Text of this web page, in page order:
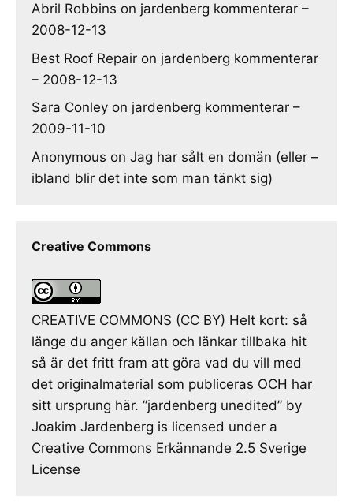
Abril Robbins on jardenberg kommenterar –
2008-12-13
Best Roof Repair on jardenberg kommenterar
– 2008-12-13
Sara Conley on jardenberg kommenterar –
2009-11-10
Anonymous on Jag har sålt en domän (eller –
ibland blir det inte som man tänkt sig)
Creative Commons
CREATIVE COMMONS (CC BY) Helt kort: så
länge du anger källan och länkar tillbaka hit
så är det fritt fram att göra vad du vill med
det originalmaterial som publiceras OCH har
sitt ursprung här. ”jardenberg unedited” by
Joakim Jardenberg is licensed under a
Creative Commons Erkännande 2.5 Sverige
License